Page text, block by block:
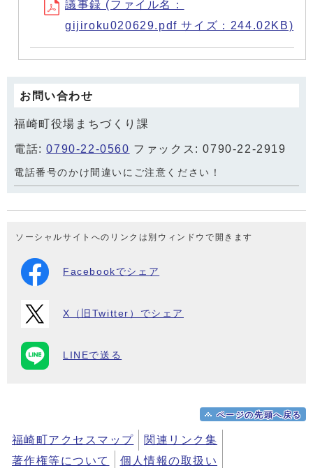
議事録 (ファイル名：
gijiroku020629.pdf サイズ：244.02KB)
お問い合わせ
福崎町役場まちづくり課
電話:0790-22-0560 ファックス: 0790-22-2919
電話番号のかけ間違いにご注意ください！
ソーシャルサイトへのリンクは別ウィンドウで開きます
Facebookでシェア
X（旧Twitter）でシェア
LINEで送る
ページの先頭へ戻る
福崎町アクセスマップ
関連リンク集
著作権等について
個人情報の取扱い